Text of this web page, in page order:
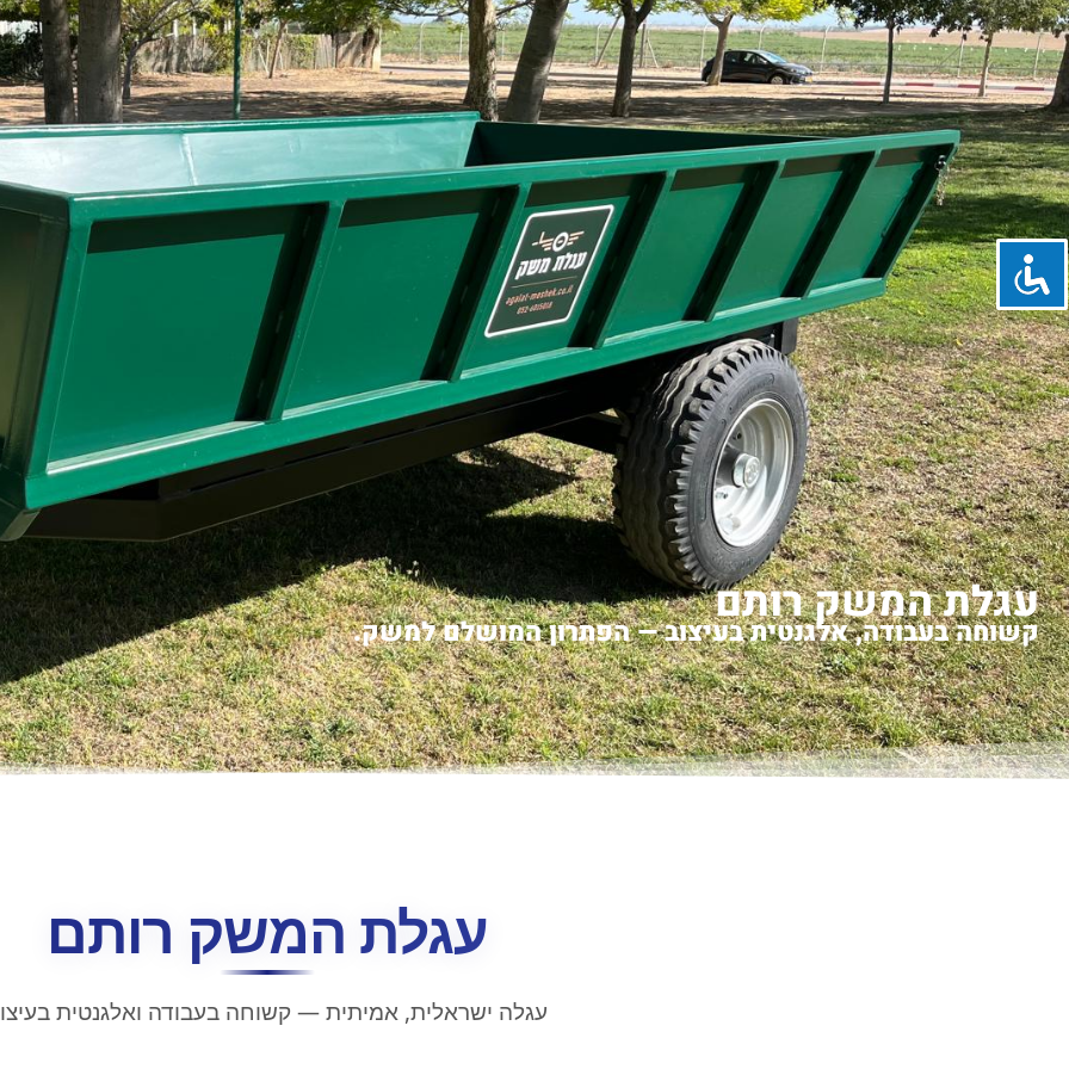
בית אודות דגמי העגלות תוספות לעגלה מרססי משק עגלות בהזמנה מיוחדת
יצירת קשר
עגלת המשק רותם
קשוחה בעבודה, אלגנטית בעיצוב — הפתרון המושלם למשק.
עגלת המשק רותם
עגלה ישראלית, אמיתית — קשוחה בעבודה ואלגנטית